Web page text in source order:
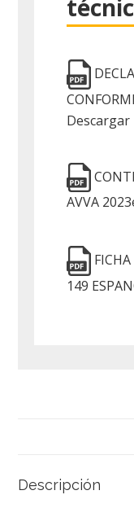
Descargar
AVVA
149
Descripción